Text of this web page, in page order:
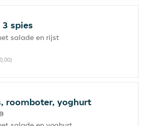
spies
salade en rijst
roomboter, yoghurt